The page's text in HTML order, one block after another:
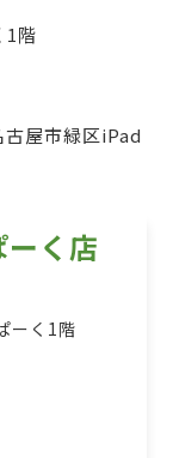
1階
屋市緑区iPad
く店
ーく1階